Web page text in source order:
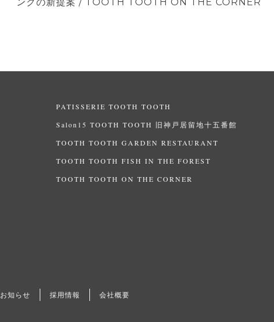
PATISSERIE TOOTH TOOTH
Salon15 TOOTH TOOTH 旧神戸居留地十五番館
TOOTH TOOTH GARDEN RESTAURANT
TOOTH TOOTH FISH IN THE FOREST
TOOTH TOOTH ON THE CORNER
お知らせ 採用情報 会社概要